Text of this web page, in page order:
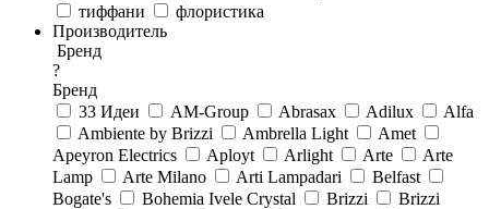
тиффани
флористика
Производитель
Бренд
?
Бренд
33 Идеи
AM-Group Abrasax Adilux
Alfa
Ambiente by Brizzi
Ambrella Light
Amet
Apeyron Electrics
Aployt Arlight Arte
Arte
Lamp
Arte Milano Arti Lampadari
Belfast
Bogate's
Bohemia Ivele Crystal Brizzi
Brizzi